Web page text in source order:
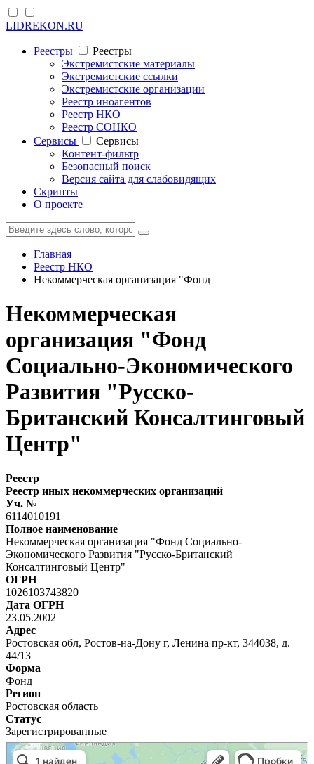
LIDREKON.RU
Реестры
Реестры
Экстремистские материалы
Экстремистские ссылки
Экстремистские организации
Реестр иноагентов
Реестр НКО
Реестр СОНКО
Cервисы
Cервисы
Контент-фильтр
Безопасный поиск
Версия сайта для слабовидящих
Скрипты
О проекте
Главная
Реестр НКО
Некоммерческая организация "Фонд
Некоммерческая
организация "Фонд
Социально-Экономического
Развития "Русско-
Британский Консалтинговый
Центр"
Реестр
Реестр иных некоммерческих организаций
Уч. №
6114010191
Полное наименование
Некоммерческая организация "Фонд Социально-
Экономического Развития "Русско-Британский
Консалтинговый Центр"
ОГРН
1026103743820
Дата ОГРН
23.05.2002
Адрес
Ростовская обл, Ростов-на-Дону г, Ленина пр-кт, 344038, д.
44/13
Форма
Фонд
Регион
Ростовская область
Статус
Зарегистрированные